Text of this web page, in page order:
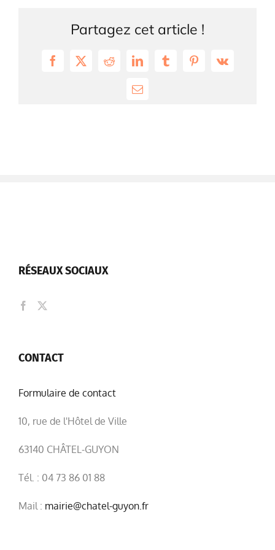
Partagez cet article !
Facebook
X RedditLinkedInTumblrPinterest
Vk
Email
RÉSEAUX SOCIAUX
CONTACT
Formulaire de contact
10, rue de l'Hôtel de Ville
63140 CHÂTEL-GUYON
Tél. : 04 73 86 01 88
Mail : mairie@chatel-guyon.fr